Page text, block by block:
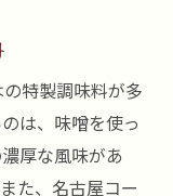
特製調味料が多
は、味噌を使っ
厚な風味があ
た、名古屋コー